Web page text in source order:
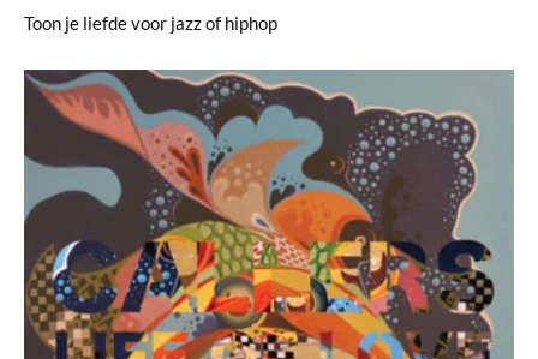
Toon je liefde voor jazz of hiphop